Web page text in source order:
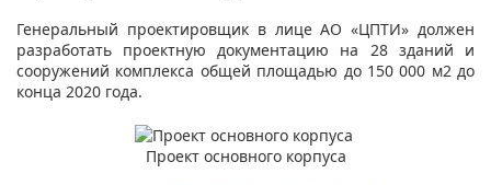
Генеральный проектировщик в лице АО «ЦПТИ» должен
разработать проектную документацию на 28 зданий и
сооружений комплекса общей площадью до 150 000 м2 до
конца 2020 года.
Проект основного корпуса